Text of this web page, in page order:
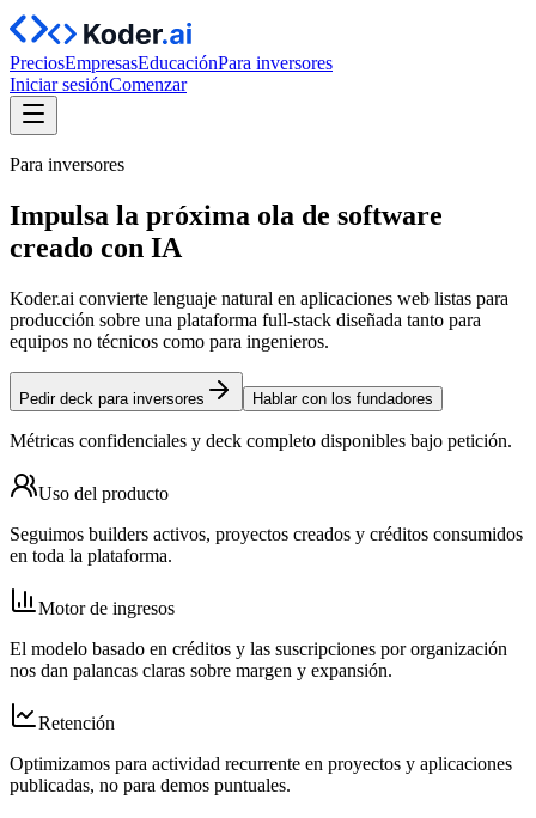
PreciosEmpresasEducaciónPara inversores
Iniciar sesiónComenzar
Para inversores
Impulsa la próxima ola de software
creado con IA
Koder.ai convierte lenguaje natural en aplicaciones web listas para
producción sobre una plataforma full‑stack diseñada tanto para
equipos no técnicos como para ingenieros.
Pedir deck para inversores Hablar con los fundadores
Métricas confidenciales y deck completo disponibles bajo petición.
Uso del producto
Seguimos builders activos, proyectos creados y créditos consumidos
en toda la plataforma.
Motor de ingresos
El modelo basado en créditos y las suscripciones por organización
nos dan palancas claras sobre margen y expansión.
Retención
Optimizamos para actividad recurrente en proyectos y aplicaciones
publicadas, no para demos puntuales.